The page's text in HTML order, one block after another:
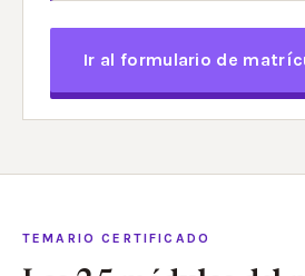
Ir al formulario de
TEMARIO CERTIFICADO